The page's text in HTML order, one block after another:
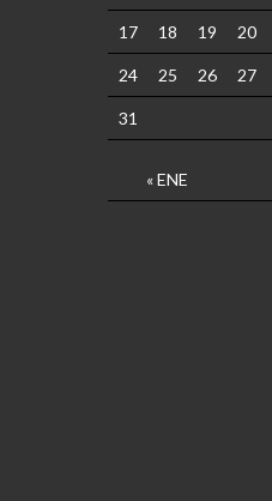
« ENE
17 18 19 20
24 25 26 27
31